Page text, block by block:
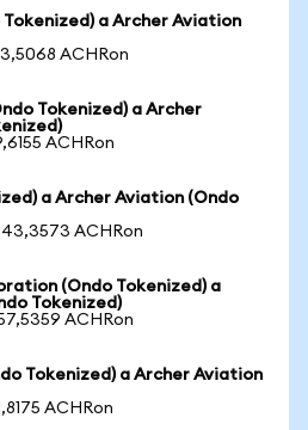
Tokenized) a Archer Aviation
ACHRon
Tokenized) a Archer
ACHRon
a Archer Aviation (Ondo
43,3573 ACHRon
(Ondo Tokenized) a
Tokenized)
ACHRon
Tokenized) a Archer Aviation
ACHRon